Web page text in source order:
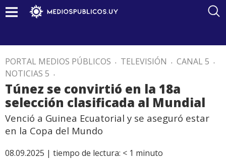
PORTAL MEDIOS PÚBLICOS . TELEVISIÓN . CANAL 5 .
NOTICIAS 5 .
Túnez se convirtió en la 18a
selección clasificada al Mundial
Venció a Guinea Ecuatorial y se aseguró estar
en la Copa del Mundo
08.09.2025 | tiempo de lectura: < 1 minuto